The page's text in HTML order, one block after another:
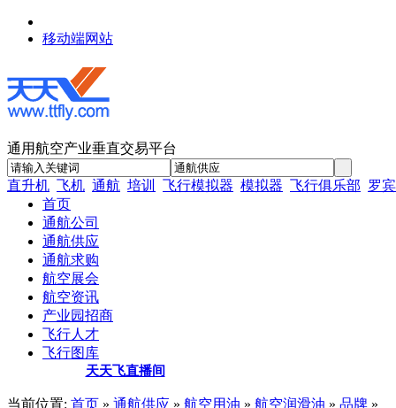
移动端网站
通用航空产业垂直交易平台
直升机 飞机 通航 培训 飞行模拟器 模拟器 飞行俱乐部 罗
首页
通航公司
通航供应
通航求购
航空展会
航空资讯
产业园招商
飞行人才
飞行图库
天天飞直播间
当前位置: 首页 » 通航供应 » 航空用油 » 航空润滑油 » 品牌 »